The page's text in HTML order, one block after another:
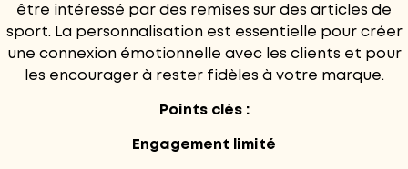
être intéressé par des remises sur des articles de
sport. La personnalisation est essentielle pour créer
une connexion émotionnelle avec les clients et pour
les encourager à rester fidèles à votre marque.
Points clés :
Engagement limité